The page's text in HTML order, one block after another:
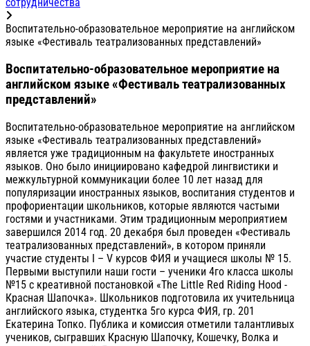
сотрудничества
Воспитательно-образовательное мероприятие на английском
языке «Фестиваль театрализованных представлений»
Воспитательно-образовательное мероприятие на
английском языке «Фестиваль театрализованных
представлений»
Воспитательно-образовательное мероприятие на английском
языке «Фестиваль театрализованных представлений»
является уже традиционным на факультете иностранных
языков. Оно было инициировано кафедрой лингвистики и
межкультурной коммуникации более 10 лет назад для
популяризации иностранных языков, воспитания студентов и
профориентации школьников, которые являются частыми
гостями и участниками. Этим традиционным мероприятием
завершился 2014 год. 20 декабря был проведен «Фестиваль
театрализованных представлений», в котором приняли
участие студенты I – V курсов ФИЯ и учащиеся школы № 15.
Первыми выступили наши гости – ученики 4го класса школы
№15 с креативной постановкой «The Little Red Riding Hood -
Красная Шапочка». Школьников подготовила их учительница
английского языка, студентка 5го курса ФИЯ, гр. 201
Екатерина Топко. Публика и комиссия отметили талантливых
учеников, сыгравших Красную Шапочку, Кошечку, Волка и